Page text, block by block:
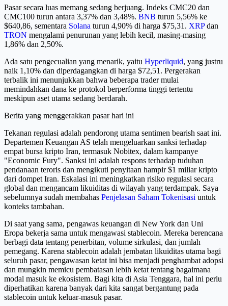
Pasar secara luas memang sedang berjuang. Indeks CMC20 dan
CMC100 turun antara 3,37% dan 3,48%. BNB turun 5,56% ke
$640,86, sementara Solana turun 4,90% di harga $75,31. XRPdan
TRON mengalami penurunan yang lebih kecil, masing-masing
1,86% dan 2,50%.
Ada satu pengecualian yang menarik, yaitu Hyperliquid, yang justru
naik 1,10% dan diperdagangkan di harga $72,51. Pergerakan
terbalik ini menunjukkan bahwa beberapa trader mulai
memindahkan dana ke protokol berperforma tinggi tertentu
meskipun aset utama sedang berdarah.
Berita yang menggerakkan pasar hari ini
Tekanan regulasi adalah pendorong utama sentimen bearish saat ini.
Departemen Keuangan AS telah mengeluarkan sanksi terhadap
empat bursa kripto Iran, termasuk Nobitex, dalam kampanye
"Economic Fury". Sanksi ini adalah respons terhadap tuduhan
pendanaan teroris dan mengikuti penyitaan hampir $1 miliar kripto
dari dompet Iran. Eskalasi ini meningkatkan risiko regulasi secara
global dan mengancam likuiditas di wilayah yang terdampak. Saya
sebelumnya sudah membahas Penjelasan Saham Tokenisasi untuk
konteks tambahan.
Di saat yang sama, pengawas keuangan di New York dan Uni
Eropa bekerja sama untuk mengawasi stablecoin. Mereka berencana
berbagi data tentang penerbitan, volume sirkulasi, dan jumlah
pemegang. Karena stablecoin adalah jembatan likuiditas utama bagi
seluruh pasar, pengawasan ketat ini bisa menjadi penghambat adopsi
dan mungkin memicu pembatasan lebih ketat tentang bagaimana
modal masuk ke ekosistem. Bagi kita di Asia Tenggara, hal ini perlu
diperhatikan karena banyak dari kita sangat bergantung pada
stablecoin untuk keluar-masuk pasar.